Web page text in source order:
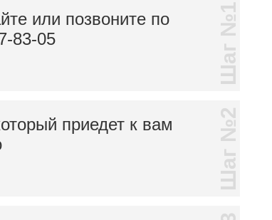
или позвоните по
83-05 Шаг №1
приедет к вам
Шаг №2